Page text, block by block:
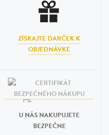
ZÍSKAJTE DARČEK K
OBJEDNÁVKE
U NÁS NAKUPUJETE
BEZPEČNE